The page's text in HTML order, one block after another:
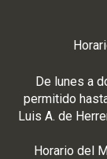
De lunes a
permitido
Luis A. de
Horario del